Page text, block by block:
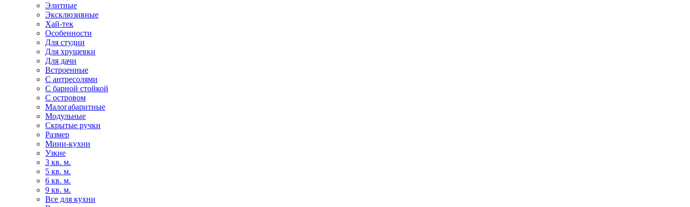
Элитные
Эксклюзивные
Хай-тек
Особенности
Для студии
Для хрущевки
Для дачи
Встроенные
С антресолями
С барной стойкой
С островом
Малогабаритные
Модульные
Скрытые ручки
Размер
Мини-кухни
Узкие
3 кв. м.
5 кв. м.
6 кв. м.
9 кв. м.
Все для кухни